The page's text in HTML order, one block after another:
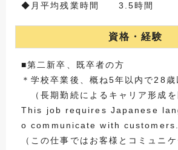
◆月平均残業時間 3.5時間
資格・経験
■第二新卒、既卒者の方
＊学校卒業後、概ね5年以内で28歳
（長期勤続によるキャリア形成を
This job requires Japanese
o communicate with customers.
（この仕事ではお客様とコミュニ